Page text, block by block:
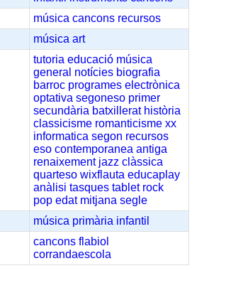
música cancons recursos
música art
tutoria educació música
general notícies biografia
barroc programes electrònica
optativa segoneso primer
secundària batxillerat història
classicisme romanticisme xx
informatica segon recursos
eso contemporanea antiga
renaixement jazz clàssica
quarteso wixflauta educaplay
anàlisi tasques tablet rock
pop edat mitjana segle
música primària infantil
cancons flabiol
corrandaescola